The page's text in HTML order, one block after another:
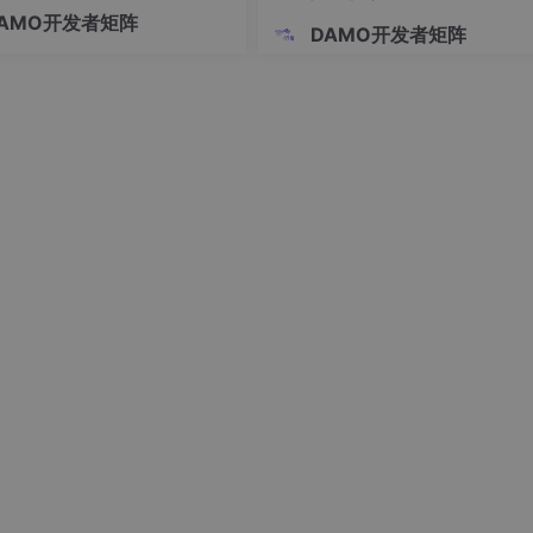
论人工智能在网络黑客攻击中
开发者矩阵
DAMO开发者矩阵